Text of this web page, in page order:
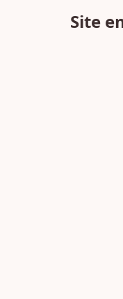
Site